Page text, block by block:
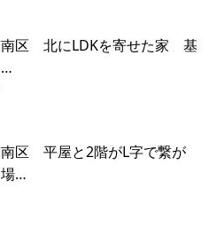
南区 北にLDKを寄せた家 基
区 平屋と2階がL字で繋が
…